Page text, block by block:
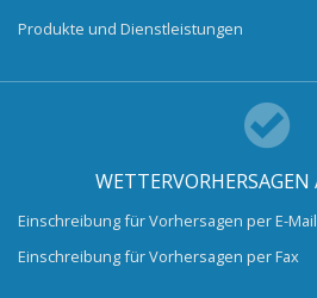
Produkte und Dienstleistungen
Einschreibung für Vorhersagen per E-Mail
Einschreibung für Vorhersagen per Fax